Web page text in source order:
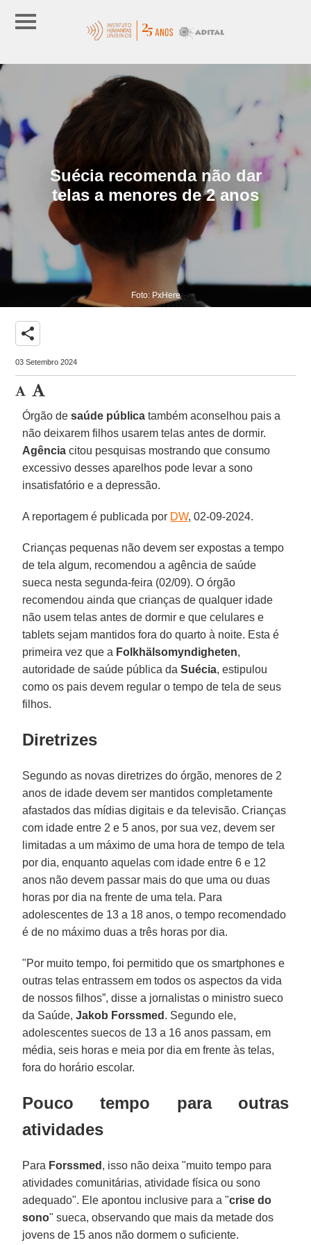
Suécia recomenda não dar
telas a menores de 2 anos
Foto: PxHere
share
03 Setembro 2024
Órgão de saúde pública também aconselhou pais a
não deixarem filhos usarem telas antes de dormir.
Agência citou pesquisas mostrando que consumo
excessivo desses aparelhos pode levar a sono
insatisfatório e a depressão.
A reportagem é publicada por DW, 02-09-2024.
Crianças pequenas não devem ser expostas a tempo
de tela algum, recomendou a agência de saúde
sueca nesta segunda-feira (02/09). O órgão
recomendou ainda que crianças de qualquer idade
não usem telas antes de dormir e que celulares e
tablets sejam mantidos fora do quarto à noite. Esta é
primeira vez que a Folkhälsomyndigheten,
autoridade de saúde pública daSuécia, estipulou
como os pais devem regular o tempo de tela de seus
filhos.
Diretrizes
Segundo as novas diretrizes do órgão, menores de 2
anos de idade devem ser mantidos completamente
afastados das mídias digitais e da televisão. Crianças
com idade entre 2 e 5 anos, por sua vez, devem ser
limitadas a um máximo de uma hora de tempo de tela
por dia, enquanto aquelas com idade entre 6 e 12
anos não devem passar mais do que uma ou duas
horas por dia na frente de uma tela. Para
adolescentes de 13 a 18 anos, o tempo recomendado
é de no máximo duas a três horas por dia.
"Por muito tempo, foi permitido que os smartphones e
outras telas entrassem em todos os aspectos da vida
de nossos filhos”, disse a jornalistas o ministro sueco
da Saúde,Jakob Forssmed . Segundo ele,
adolescentes suecos de 13 a 16 anos passam, em
média, seis horas e meia por dia em frente às telas,
fora do horário escolar.
Pouco tempo para outras
atividades
Para Forssmed , isso não deixa "muito tempo para
atividades comunitárias, atividade física ou sono
adequado". Ele apontou inclusive para a "crise do
sono" sueca, observando que mais da metade dos
jovens de 15 anos não dormem o suficiente.